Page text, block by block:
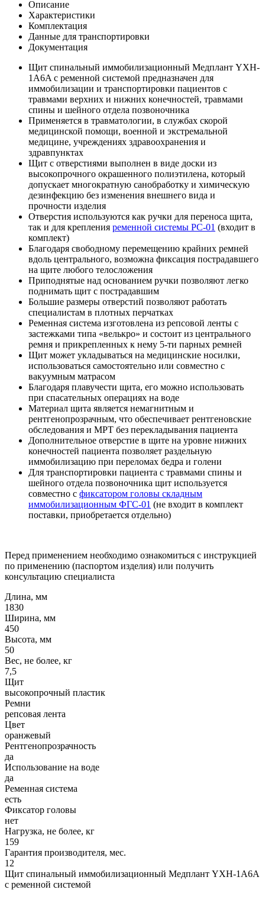
Описание
Характеристики
Комплектация
Данные для транспортировки
Документация
Щит спинальный иммобилизационный Медплант YXH-
1A6A с ременной системой предназначен для
иммобилизации и транспортировки пациентов с
травмами верхних и нижних конечностей, травмами
спины и шейного отдела позвоночника
Применяется в травматологии, в службах скорой
медицинской помощи, военной и экстремальной
медицине, учреждениях здравоохранения и
здравпунктах
Щит с отверстиями выполнен в виде доски из
высокопрочного окрашенного полиэтилена, который
допускает многократную санобработку и химическую
дезинфекцию без изменения внешнего вида и
прочности изделия
Отверстия используются как ручки для переноса щита,
так и для крепления ременной системы РС-01 (входит в
комплект)
Благодаря свободному перемещению крайних ремней
вдоль центрального, возможна фиксация пострадавшего
на щите любого телосложения
Приподнятые над основанием ручки позволяют легко
поднимать щит с пострадавшим
Большие размеры отверстий позволяют работать
специалистам в плотных перчатках
Ременная система изготовлена из репсовой ленты с
застежками типа «велькро» и состоит из центрального
ремня и прикрепленных к нему 5-ти парных ремней
Щит может укладываться на медицинские носилки,
использоваться самостоятельно или совместно с
вакуумным матрасом
Благодаря плавучести щита, его можно использовать
при спасательных операциях на воде
Материал щита является немагнитным и
рентгенопрозрачным, что обеспечивает рентгеновские
обследования и МРТ без перекладывания пациента
Дополнительное отверстие в щите на уровне нижних
конечностей пациента позволяет раздельную
иммобилизацию при переломах бедра и голени
Для транспортировки пациента с травмами спины и
шейного отдела позвоночника щит используется
совместно с фиксатором головы складным
иммобилизационным ФГС-01 (не входит в комплект
поставки, приобретается отдельно)
Перед применением необходимо ознакомиться с инструкцией
по применению (паспортом изделия) или получить
консультацию специалиста
Длина, мм
1830
Ширина, мм
450
Высота, мм
50
Вес, не более, кг
7,5
Щит
высокопрочный пластик
Ремни
репсовая лента
Цвет
оранжевый
Рентгенопрозрачность
да
Использование на воде
да
Ременная система
есть
Фиксатор головы
нет
Нагрузка, не более, кг
159
Гарантия производителя, мес.
12
Щит спинальный иммобилизационный Медплант YXH-1A6A
с ременной системой